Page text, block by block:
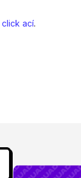
click ací.